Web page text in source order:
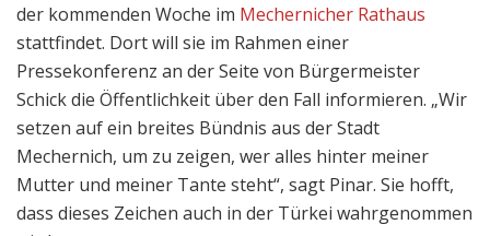
der kommenden Woche im Mechernicher Rathaus
stattfindet. Dort will sie im Rahmen einer
Pressekonferenz an der Seite von Bürgermeister
Schick die Öffentlichkeit über den Fall informieren. „Wir
setzen auf ein breites Bündnis aus der Stadt
Mechernich, um zu zeigen, wer alles hinter meiner
Mutter und meiner Tante steht“, sagt Pinar. Sie hofft,
dass dieses Zeichen auch in der Türkei wahrgenommen